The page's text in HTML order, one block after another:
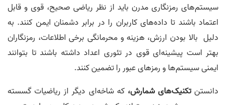
سیستم‌های رمزنگاری مدرن باید از نظر ریاضی صحیح، قوی و قابل
اعتماد باشند تا داده‌های کاربران را در برابر دشمنان ایمن کنند. به
دلیل بالا بودن ارزش، هزینه و محرمانگی برخی اطلاعات، رمزنگاران
بهتر است پیشینه‌ای قوی در تئوری اعداد داشته باشند تا بتوانند
ایمنی سیستم‌ها و رمزهای عبور را تضمین کنند.
دانستنتکنیک‌های شمارش،که شاخه‌ای دیگر از ریاضیات گسسته